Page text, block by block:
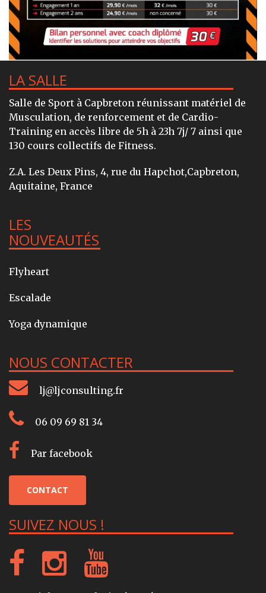
LA SALLE
Salle de Sport à Capbreton réunissant matériel de
Musculation, de renforcement et de Cardio-
Training en accès libre de 5h à 23h 7j/ 7 ainsi que
130 cours collectifs de Fitness.
Z.A. Les Deux Pins, 4, rue du Hapchot,Capbreton,
Aquitaine, France
LES
NOUVEAUTÉS
Flyheart
Escalade
Yoga dynamique
NOUS CONTACTER
lj@ljconsulting.fr
06 09 69 81 34
Par facebook
CONTACT
SUIVEZ NOUS !